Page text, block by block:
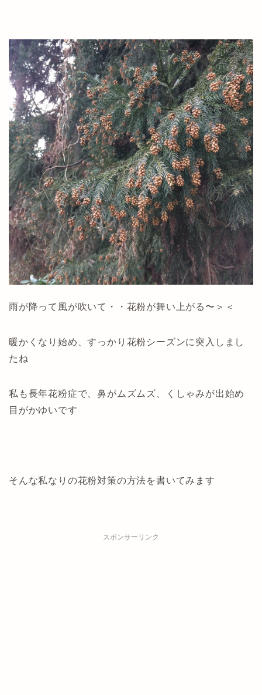
雨が降って風が吹いて・・花粉が舞い上がる〜＞＜
暖かくなり始め、すっかり花粉シーズンに突入しまし
たね
私も長年花粉症で、鼻がムズムズ、くしゃみが出始め
目がかゆいです
そんな私なりの花粉対策の方法を書いてみます
スポンサーリンク